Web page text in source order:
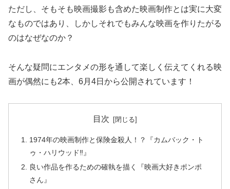
ただし、そもそも映画撮影も含めた映画制作とは実に大変
なものではあり、しかしそれでもみんな映画を作りたがる
のはなぜなのか？
そんな疑問にエンタメの形を通して楽しく伝えてくれる映
画が偶然にも2本、6月4日から公開されています！
目次
1974年の映画制作と保険金殺人！？『カムバック・ト
ゥ・ハリウッド‼』
良い作品を作るための確執を描く『映画大好きポンポ
さん』